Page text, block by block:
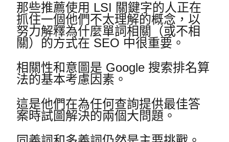
那些推薦使用 LSI 關鍵字的人正在
抓住一個他們不太理解的概念，以
努力解釋為什麼單詞相關（或不相
關）的方式在 SEO 中很重要。
相關性和意圖是 Google 搜索排名算
法的基本考慮因素。
這是他們在為任何查詢提供最佳答
案時試圖解決的兩個大問題。